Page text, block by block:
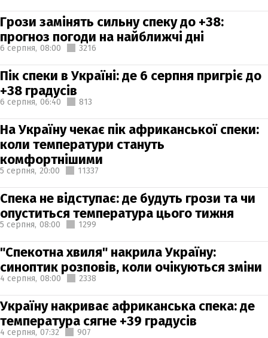
Грози замінять сильну спеку до +38:
прогноз погоди на найближчі дні
6 серпня, 08:00 3216
Пік спеки в Україні: де 6 серпня пригріє до
+38 градусів
6 серпня, 06:40 813
На Україну чекає пік африканської спеки:
коли температури стануть
комфортнішими
5 серпня, 20:00 11337
Спека не відступає: де будуть грози та чи
опуститься температура цього тижня
5 серпня, 08:00 1299
"Спекотна хвиля" накрила Україну:
синоптик розповів, коли очікуються зміни
4 серпня, 08:00 2338
Україну накриває африканська спека: де
температура сягне +39 градусів
4 серпня, 07:32 907